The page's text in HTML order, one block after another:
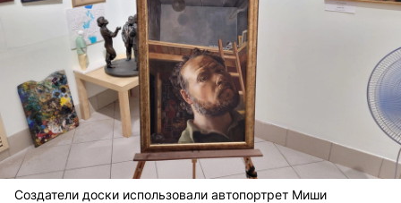
Создатели доски использовали автопортрет Миши